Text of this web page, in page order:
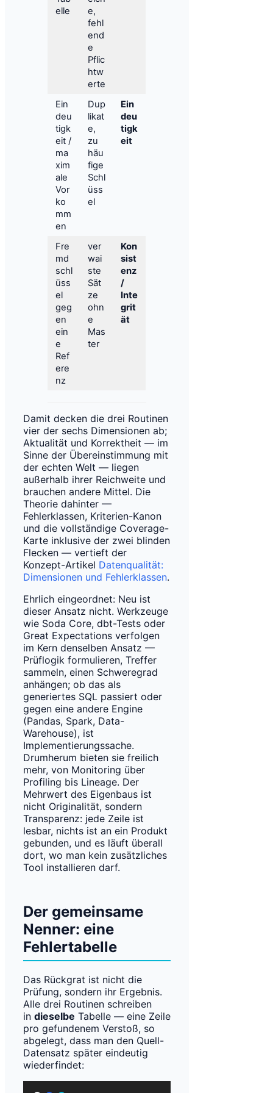
elle
e,
fehl
end
e
Pflic
htw
erte
Ein
deu
tigk
eit /
ma
xim
ale
Vor
ko
mm
en
Dup
likat
e,
zu
häu
fige
Schl
üss
el
Ein
deu
tigk
eit
Fre
md
schl
üss
el
geg
en
ein
e
Ref
ere
nz
ver
wai
ste
Sät
ze
ohn
e
Mas
ter
Kon
sist
enz
/
Inte
grit
ät
Damit decken die drei Routinen
vier der sechs Dimensionen ab;
Aktualität und Korrektheit — im
Sinne der Übereinstimmung mit
der echten Welt — liegen
außerhalb ihrer Reichweite und
brauchen andere Mittel. Die
Theorie dahinter —
Fehlerklassen, Kriterien-Kanon
und die vollständige Coverage-
Karte inklusive der zwei blinden
Flecken — vertieft der
Konzept-Artikel Datenqualität:
Dimensionen und Fehlerklassen.
Ehrlich eingeordnet: Neu ist
dieser Ansatz nicht. Werkzeuge
wie Soda Core, dbt-Tests oder
Great Expectations verfolgen
im Kern denselben Ansatz —
Prüflogik formulieren, Treffer
sammeln, einen Schweregrad
anhängen; ob das als
generiertes SQL passiert oder
gegen eine andere Engine
(Pandas, Spark, Data-
Warehouse), ist
Implementierungssache.
Drumherum bieten sie freilich
mehr, von Monitoring über
Profiling bis Lineage. Der
Mehrwert des Eigenbaus ist
nicht Originalität, sondern
Transparenz: jede Zeile ist
lesbar, nichts ist an ein Produkt
gebunden, und es läuft überall
dort, wo man kein zusätzliches
Tool installieren darf.
Der gemeinsame
Nenner: eine
Fehlertabelle
Das Rückgrat ist nicht die
Prüfung, sondern ihr Ergebnis.
Alle drei Routinen schreiben
in dieselbe Tabelle — eine Zeile
pro gefundenem Verstoß, so
abgelegt, dass man den Quell-
Datensatz später eindeutig
wiederfindet: